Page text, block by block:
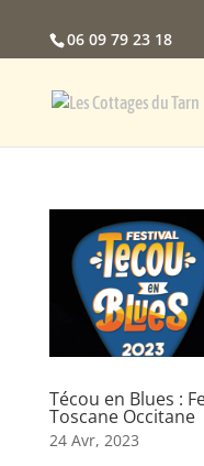
06 09 79 23 18
Técou en Blues :
Toscane Occitane
24 Avr, 2023